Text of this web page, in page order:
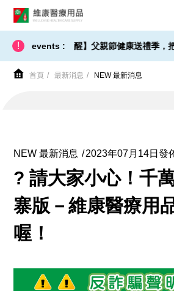
! events :
/ 免運 - 小提醒】父親節健康送禮季，把
首頁 最新消息 NEW 最新消息
NEW 最新消息 2023年07月14日發
? 請大家小心！千
寨版－維康醫療用
喔！